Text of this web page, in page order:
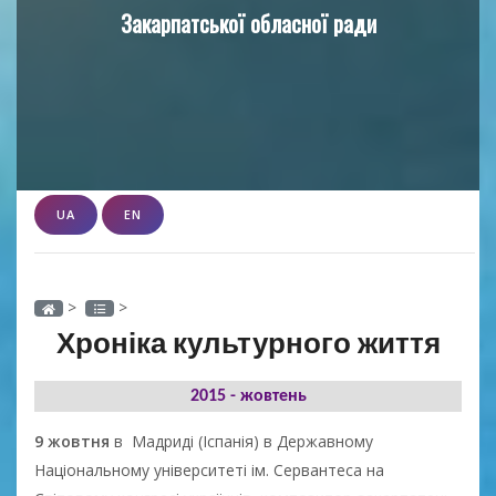
Закарпатської обласної ради
UA EN
> >
Хроніка культурного життя
2015 - жовтень
9 жовтня в Мадриді (Іспанія) в Державному
Національному університеті ім. Сервантеса на